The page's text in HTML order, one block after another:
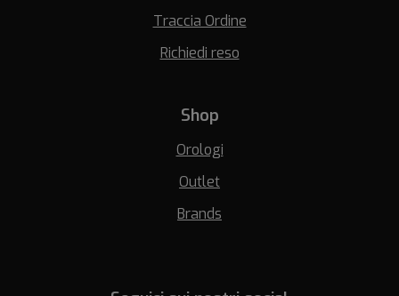
Traccia Ordine
Richiedi reso
Shop
Orologi
Outlet
Brands